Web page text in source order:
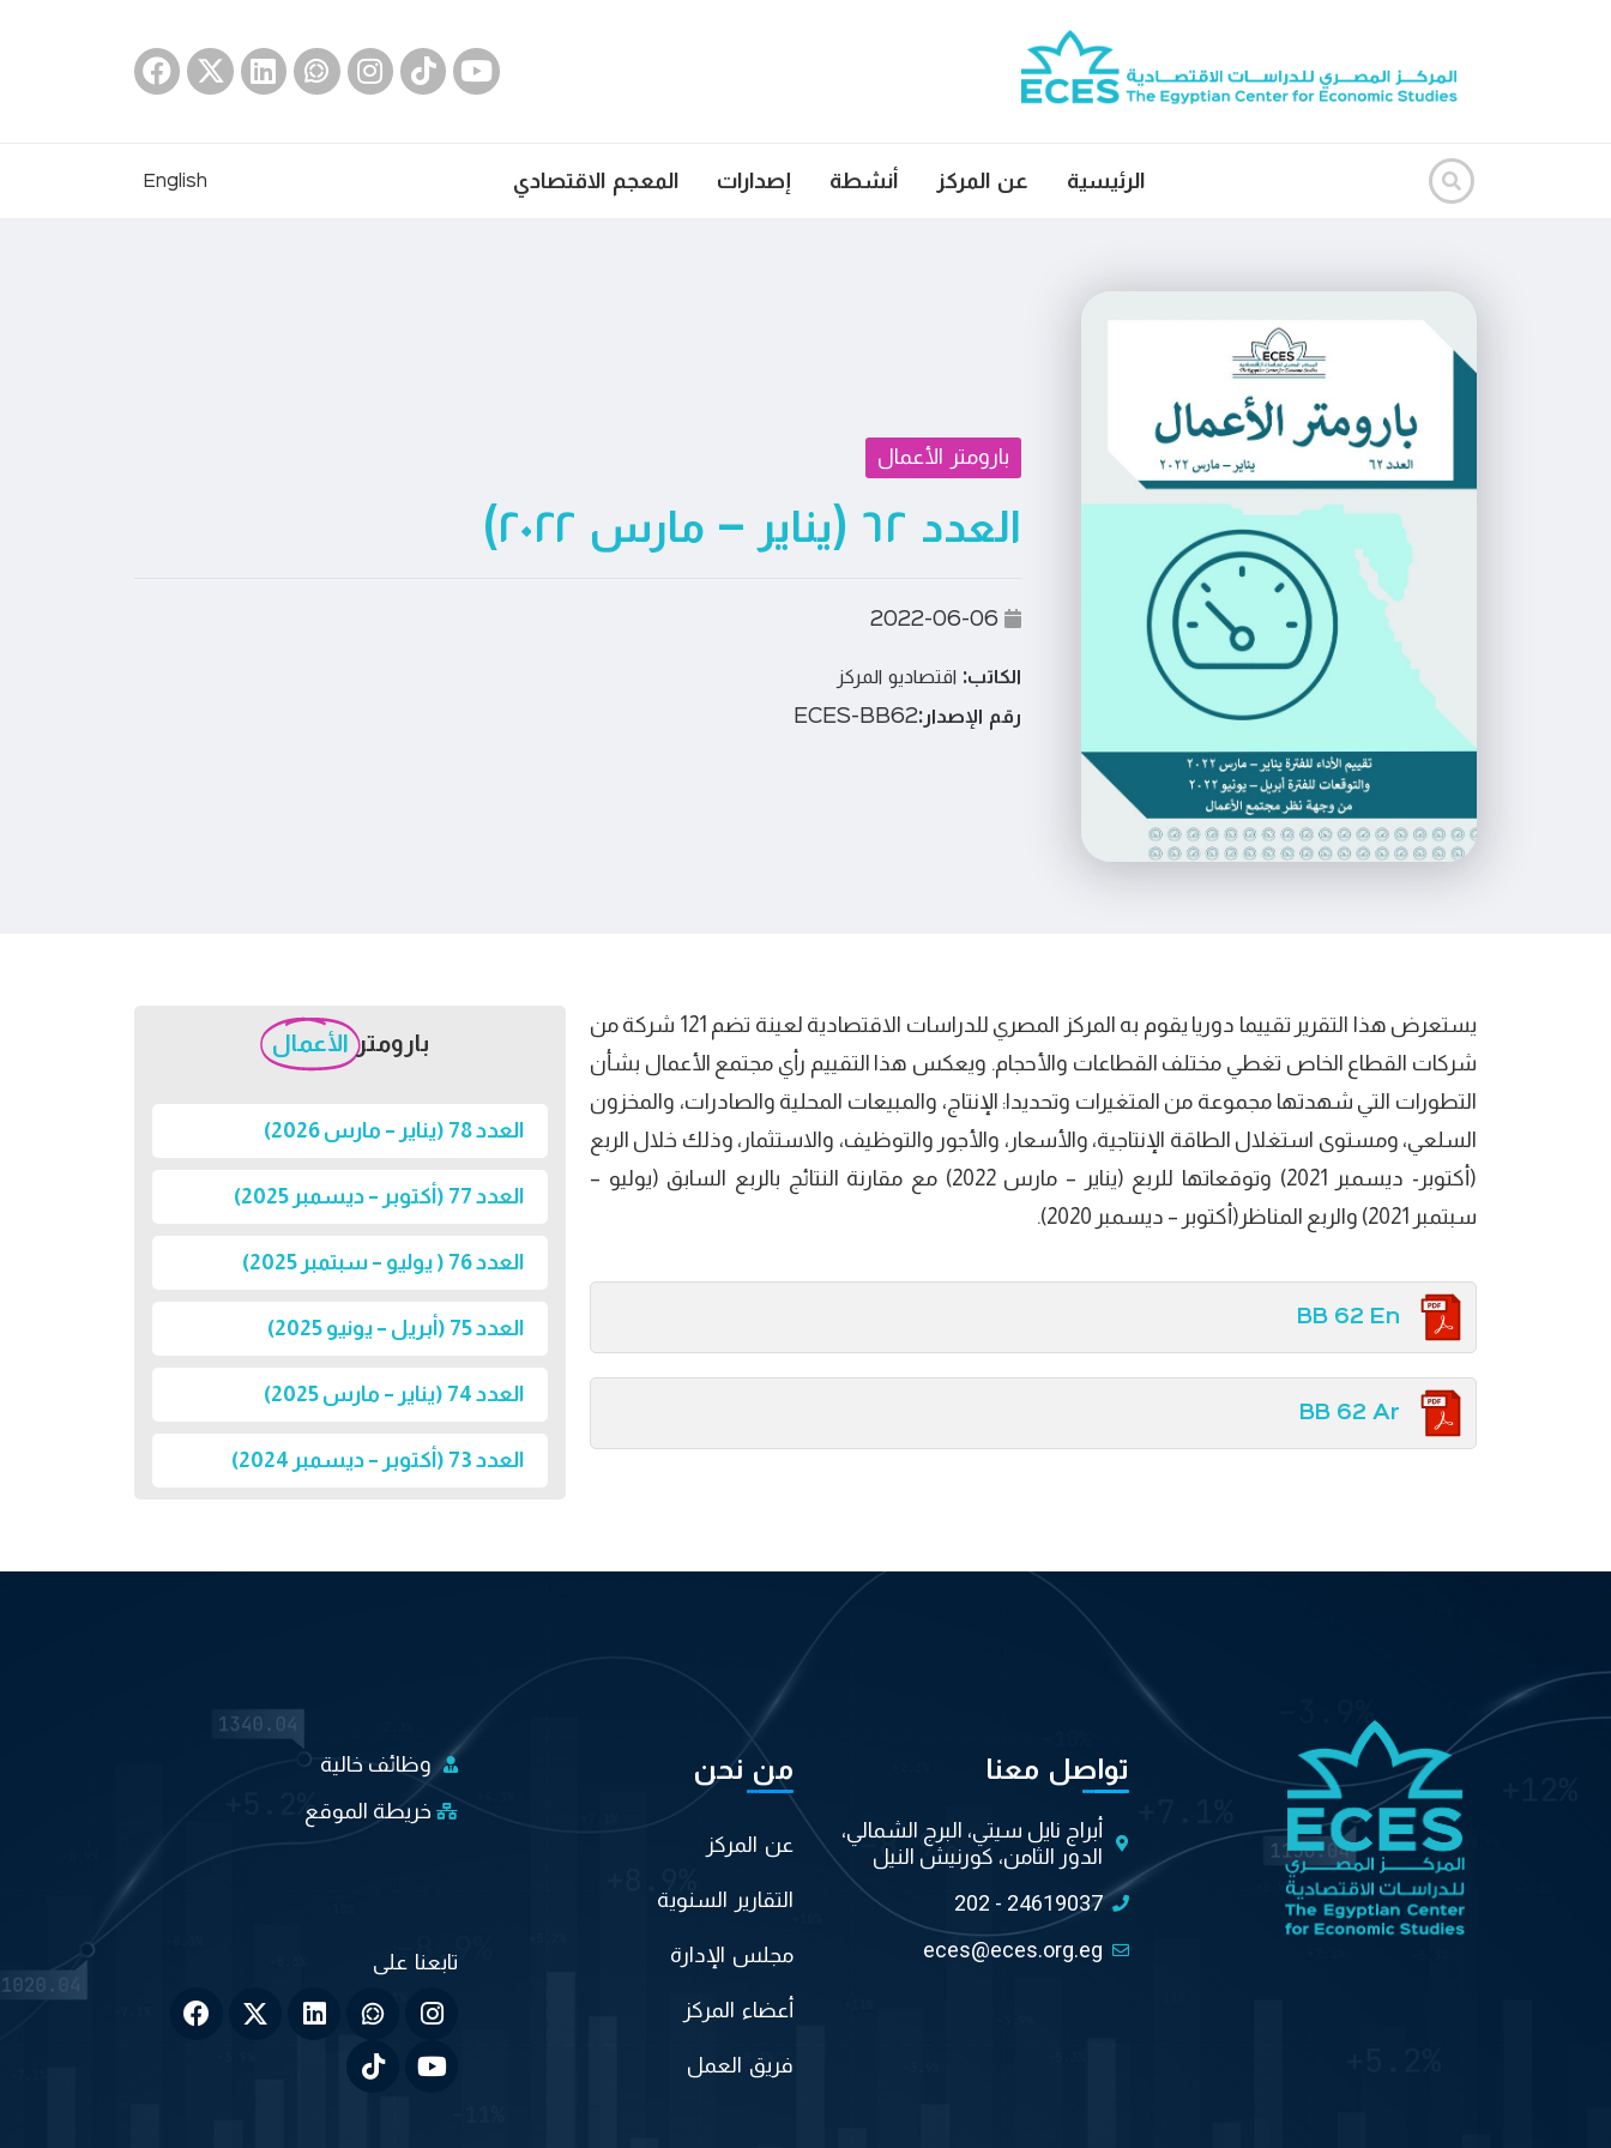
الرئيسية عن المركز أنشطة إصدارات المعجم الاقتصادي English
بارومتر الأعمال
العدد ٦٢ (يناير – مارس ٢٠٢٢)
2022-06-06
الكاتب: اقتصاديو المركز
رقم الإصدار:ECES-BB62
يستعرض هذا التقرير تقييما دوريا يقوم به المركز المصري للدراسات الاقتصادية لعينة تضم 121 شركة من
شركات القطاع الخاص تغطي مختلف القطاعات والأحجام. ويعكس هذا التقييم رأي مجتمع الأعمال بشأن
التطورات التي شهدتها مجموعة من المتغيرات وتحديدا: الإنتاج، والمبيعات المحلية والصادرات، والمخزون
السلعي، ومستوى استغلال الطاقة الإنتاجية، والأسعار، والأجور والتوظيف، والاستثمار، وذلك خلال الربع
(أكتوبر- ديسمبر 2021) وتوقعاتها للربع (يناير – مارس 2022) مع مقارنة النتائج بالربع السابق (يوليو –
سبتمبر 2021) والربع المناظر(أكتوبر – ديسمبر 2020).
BB 62 En
BB 62 Ar
بارومتر الأعمال
العدد 78 (يناير – مارس 2026)
العدد 77 (أكتوبر – ديسمبر 2025)
العدد 76 ( يوليو – سبتمبر 2025)
العدد 75 (أبريل – يونيو 2025)
العدد 74 (يناير – مارس 2025)
العدد 73 (أكتوبر – ديسمبر 2024)
تواصل معنا
أبراج نايل سيتي، البرج الشمالي،
الدور الثامن، كورنيش النيل
202 - 24619037
eces@eces.org.eg
من نحن
عن المركز
التقارير السنوية
مجلس الإدارة
أعضاء المركز
فريق العمل
وظائف خالية
خريطة الموقع